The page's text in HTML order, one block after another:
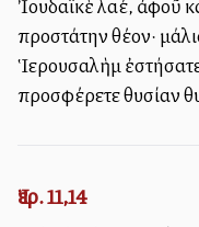
προστάτην θέον·
Ἱερουσαλὴμ
προσφέρετε θυσίαν
Ἰερ. 11,14